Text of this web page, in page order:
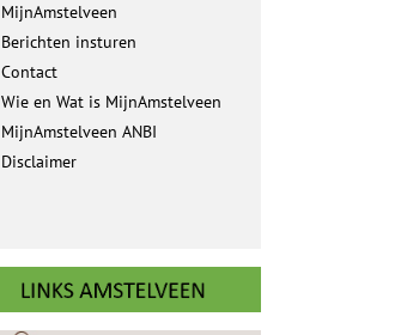
MijnAmstelveen
Berichten insturen
Contact
Wie en Wat is MijnAmstelveen
MijnAmstelveen ANBI
Disclaimer